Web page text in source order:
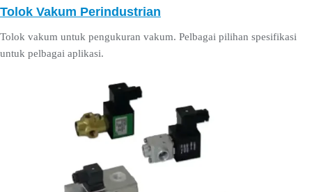
Tolok Vakum Perindustrian
Tolok vakum untuk pengukuran vakum. Pelbagai pilihan spesifikasi
untuk pelbagai aplikasi.